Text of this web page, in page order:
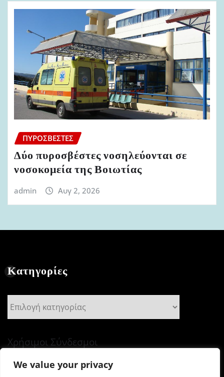
We value your privacy
ΠΥΡΟΣΒΈΣΤΕΣ
Δύο πυροσβέστες νοσηλεύονται σε
νοσοκομεία της Βοιωτίας
admin Αυγ 2, 2026
Κατηγορίες
Κατηγορίες
Χρήσιμοι Σύνδεσμοι